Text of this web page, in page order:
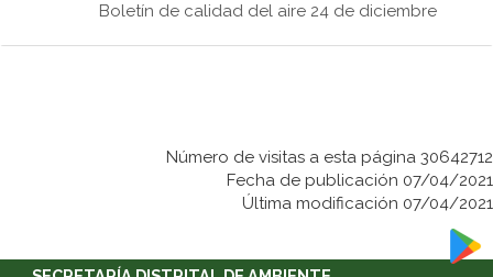
Boletín de calidad del aire 24 de diciembre
Número de visitas a esta página 30642712
Fecha de publicación 07/04/2021
Última modificación 07/04/2021